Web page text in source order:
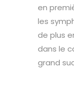
en
les
de plus
dans le
grand